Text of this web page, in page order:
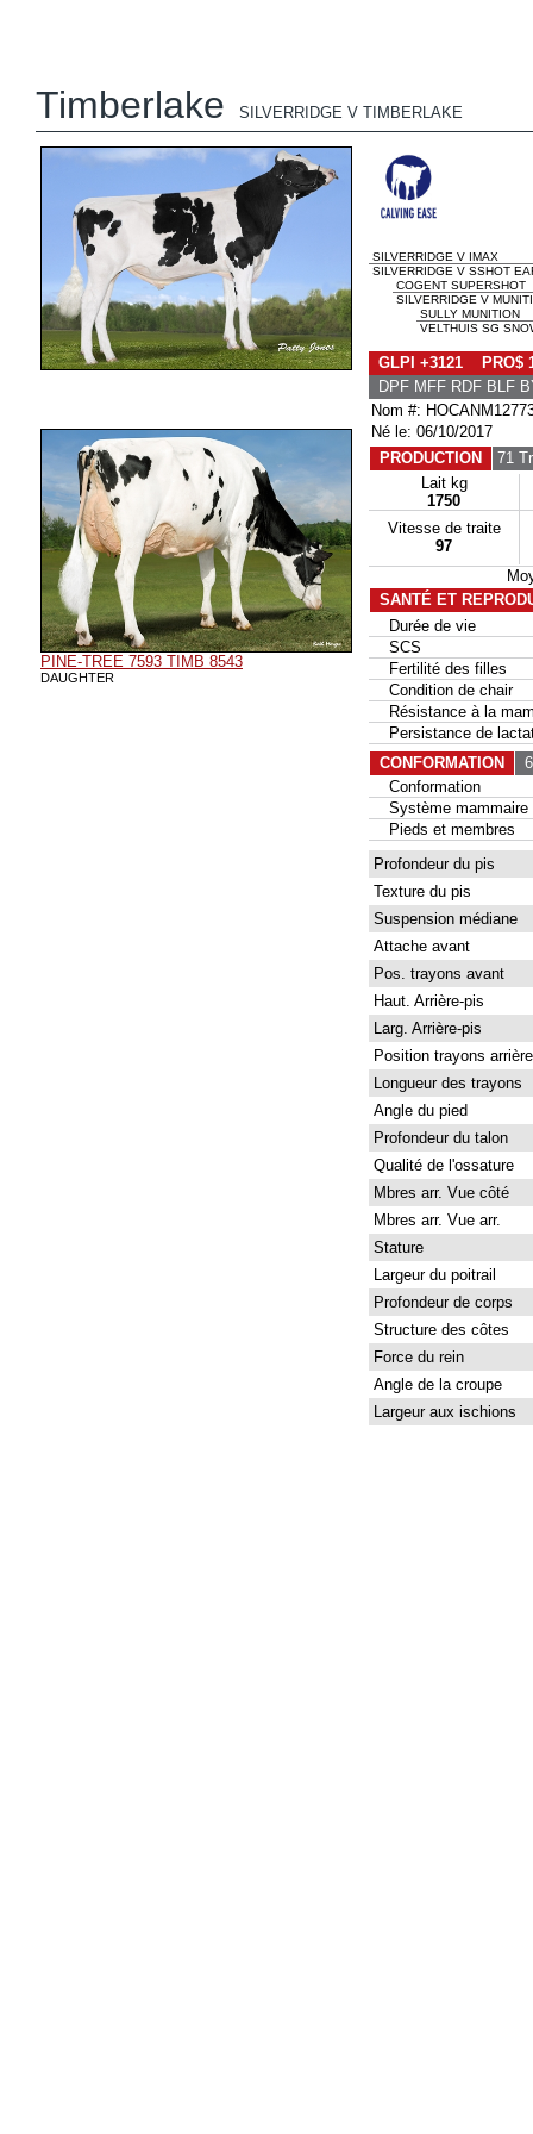
Timberlake SILVERRIDGE V TIMBERLAKE
PINE-TREE 7593 TIMB 8543
DAUGHTER
SILVERRIDGE V IMAX
SILVERRIDGE V SSHOT
COGENT SUPERSHOT
SILVERRIDGE V
SULLY MUNITION
VELTHUIS SG
GLPI +3121 PRO$
DPF MFF RDF BLF
Nom #:
Né le: 06/10/2017
PRODUCTION
71
Lait kg
1750
Vitesse de traite
97
SANTÉ ET
Durée de vie
SCS
Fertilité des filles
Condition de chair
Résistance à la
Persistance de
CONFORMATION
Conformation
Système mammaire
Pieds et membres
Profondeur du pis
Texture du pis
Suspension médiane
Attache avant
Pos. trayons avant
Haut. Arrière-pis
Larg. Arrière-pis
Position trayons arrière
Longueur des trayons
Angle du pied
Profondeur du talon
Qualité de l'ossature
Mbres arr. Vue côté
Mbres arr. Vue arr.
Stature
Largeur du poitrail
Profondeur de corps
Structure des côtes
Force du rein
Angle de la croupe
Largeur aux ischions